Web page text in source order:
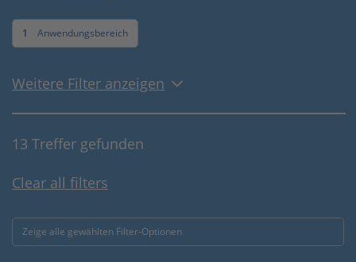
1 Anwendungsbereich
Weitere Filter anzeigen
13 Treffer gefunden
Clear all filters
Zeige alle gewählten Filter-Optionen